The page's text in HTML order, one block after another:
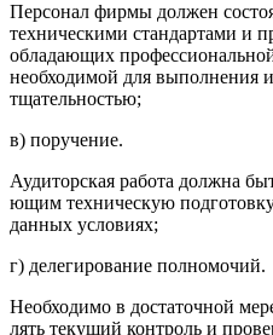
Персонал фирмы должен
техническими стандартами и
об­ладающих
необходимой для выполнения
тщательностью;
в) поручение.
Аудиторская работа должна
ющим техническую
данных условиях;
г) делегирование полномочий.
Необходимо в достаточной
лять текущий контроль и